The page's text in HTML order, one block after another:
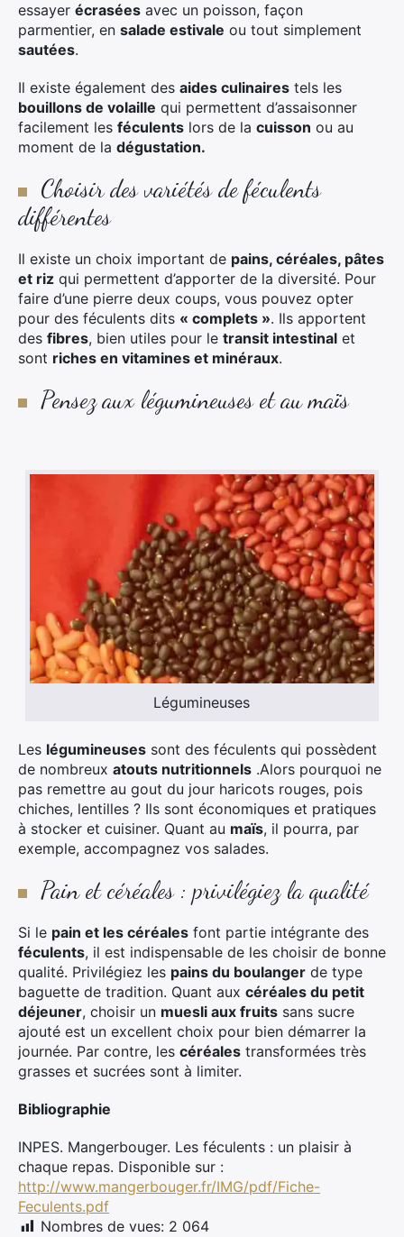
essayer écrasées avec un poisson, façon
parmentier, en salade estivale ou tout simplement
sautées.
Il existe également des aides culinaires tels les
bouillons de volaille qui permettent d’assaisonner
facilement les féculents lors de la cuisson ou au
moment de la dégustation.
Choisir des variétés de féculents
différentes
Il existe un choix important de pains, céréales, pâtes
et riz qui permettent d’apporter de la diversité. Pour
faire d’une pierre deux coups, vous pouvez opter
pour des féculents dits « complets ». Ils apportent
des fibres, bien utiles pour le transit intestinal et
sont riches en vitamines et minéraux.
Pensez aux légumineuses et au maïs
Légumineuses
Les légumineuses sont des féculents qui possèdent
de nombreux atouts nutritionnels .Alors pourquoi ne
pas remettre au gout du jour haricots rouges, pois
chiches, lentilles ? Ils sont économiques et pratiques
à stocker et cuisiner. Quant au maïs, il pourra, par
exemple, accompagnez vos salades.
Pain et céréales : privilégiez la qualité
Si le pain et les céréales font partie intégrante des
féculents, il est indispensable de les choisir de bonne
qualité. Privilégiez les pains du boulanger de type
baguette de tradition. Quant aux céréales du petit
déjeuner, choisir un muesli aux fruits sans sucre
ajouté est un excellent choix pour bien démarrer la
journée. Par contre, les céréales transformées très
grasses et sucrées sont à limiter.
Bibliographie
INPES. Mangerbouger. Les féculents : un plaisir à
chaque repas. Disponible sur :
http://www.mangerbouger.fr/IMG/pdf/Fiche-
Feculents.pdf
Nombres de vues: 2 064
Rechercher
: